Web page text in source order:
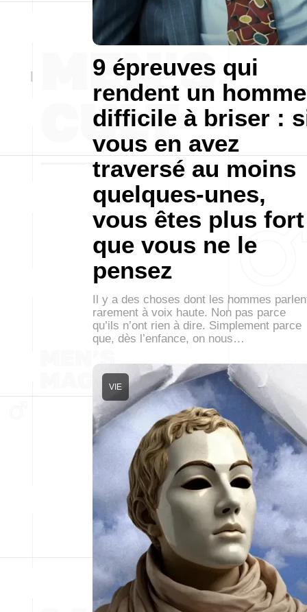
9 épreuves qui
rendent un homme
difficile à briser :
vous en avez
traversé au moins
quelques-unes,
vous êtes plus fort
que vous ne le
pensez
Il y a des choses dont les hommes
rarement à voix haute. Non pas parce
qu’ils n’ont rien à dire. Simplement parce
que, dès l’enfance, on nous…
VIE